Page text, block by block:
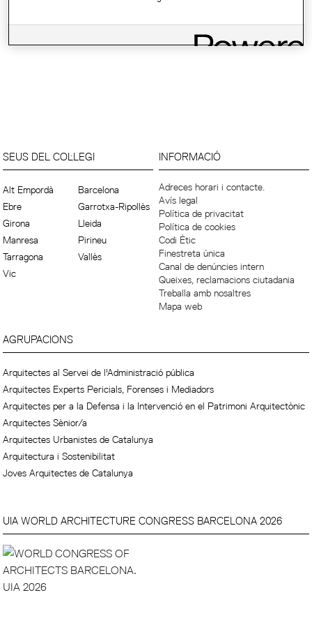
SEUS DEL COL·LEGI
Alt Empordà
Barcelona
Ebre
Garrotxa-Ripollès
Girona
Lleida
Manresa
Pirineu
Tarragona
Vallès
Vic
INFORMACIÓ
Adreces horari i contacte.
Avís legal
Política de privacitat
Política de cookies
Codi Ètic
Finestreta única
Canal de denúncies intern
Queixes, reclamacions ciutadania
Treballa amb nosaltres
Mapa web
AGRUPACIONS
Arquitectes al Servei de l'Administració pública
Arquitectes Experts Pericials, Forenses i Mediadors
Arquitectes per a la Defensa i la Intervenció en el Patrimoni Arquitectònic
Arquitectes Sènior/a
Arquitectes Urbanistes de Catalunya
Arquitectura i Sostenibilitat
Joves Arquitectes de Catalunya
UIA WORLD ARCHITECTURE CONGRESS BARCELONA 2026